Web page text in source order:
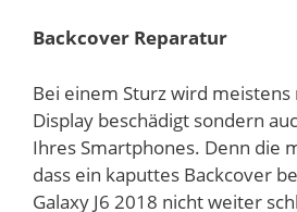
Backcover Reparatur
Bei einem Sturz wird meistens
Display beschädigt sondern
Ihres Smartphones. Denn die
dass ein kaputtes Backcover
Galaxy J6 2018 nicht weiter